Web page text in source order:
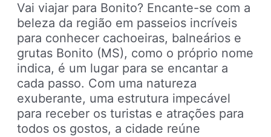
Vai viajar para Bonito? Encante-se com a
beleza da região em passeios incríveis
para conhecer cachoeiras, balneários e
grutas Bonito (MS), como o próprio nome
indica, é um lugar para se encantar a
cada passo. Com uma natureza
exuberante, uma estrutura impecável
para receber os turistas e atrações para
todos os gostos, a cidade reúne